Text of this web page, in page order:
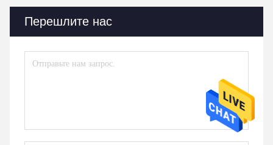
Перешлите нас